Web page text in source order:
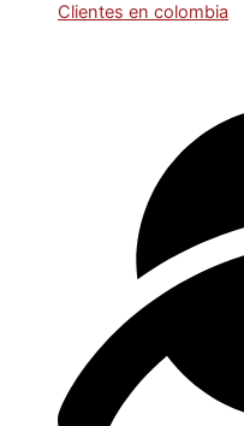
Clientes en colombia